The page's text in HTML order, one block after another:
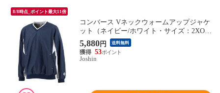
8/8時点_ポイント最大11倍
コンバース Vネックウォームアップジャケ
ット（ネイビー/ホワイト・サイズ：2XO）
CONVERSE CB162508S-2911-2XO 【返品
種別A】
5,880円 送料無料
53
Joshin